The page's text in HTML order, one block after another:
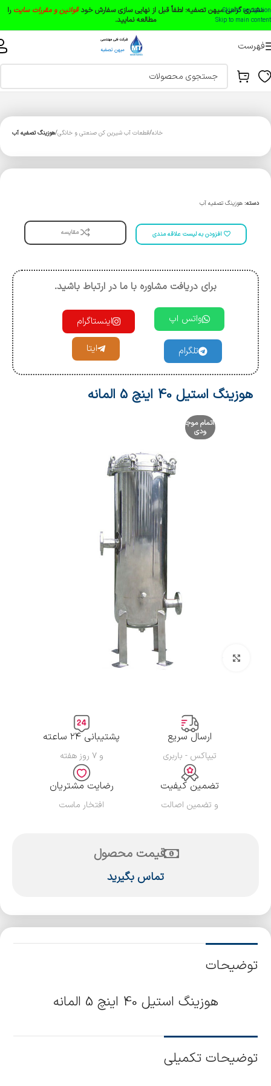
Skip to navigation
Skip to main content
مشتری گرامی میهن تصفیه: لطفاً قبل از نهایی سازی سفارش خودقوانین و مقررات سایت را
مطالعه نمایید.
فهرست
خانه قطعات آب شیرین کن صنعتی و خانگی هوزینگ تصفیه آب
دسته: هوزینگ تصفیه آب
افزودن به لیست علاقه مندی مقایسه
برای دریافت مشاوره با ما در ارتباط باشید.
واتس اپ اینستاگرام
تلگرام ایتا
هوزینگ استیل 40 اینچ 5 المانه
اتمام موج
ودی
بزرگنمایی تصویر
ارسال سریع
تیپاکس - باربری
پشتیبانی ۲۴ ساعته
و ۷ روز هفته
تضمین کیفیت
و تضمین اصالت
رضایت مشتریان
افتخار ماست
قیمت محصول
تماس بگیرید
توضیحات
هوزینگ استیل 40 اینچ 5 المانه
توضیحات تکمیلی